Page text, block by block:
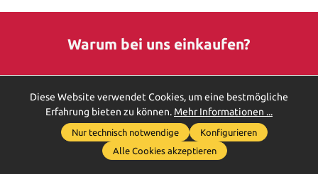
Warum bei uns einkaufen?
HOCHWERTIGE QUALITÄT
Bei uns finden Sie nur Markenprodukte
Werkzeugleiste anzeigen
Diese Website verwendet Cookies, um eine bestmögliche
Erfahrung bieten zu können. Mehr Informationen ...
Nur technisch notwendige
Konfigurieren
Alle Cookies akzeptieren